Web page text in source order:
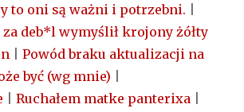
to oni są ważni i potrzebni.
za deb*l wymyślił krojony żółty
Powód braku aktualizacji na
być (wg mnie)
Ruchałem matke panterixa